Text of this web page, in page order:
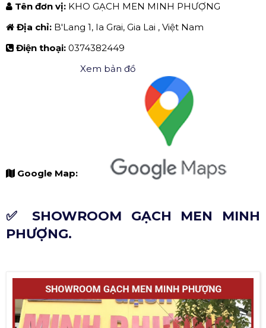
Tên đơn vị: KHO GẠCH MEN MINH PHƯỢNG
Địa chỉ: B'Lang 1, Ia Grai, Gia Lai , Việt Nam
Điện thoại: 0374382449
Google Map:
Xem bản đồ
✅ SHOWROOM GẠCH MEN MINH
PHƯỢNG.